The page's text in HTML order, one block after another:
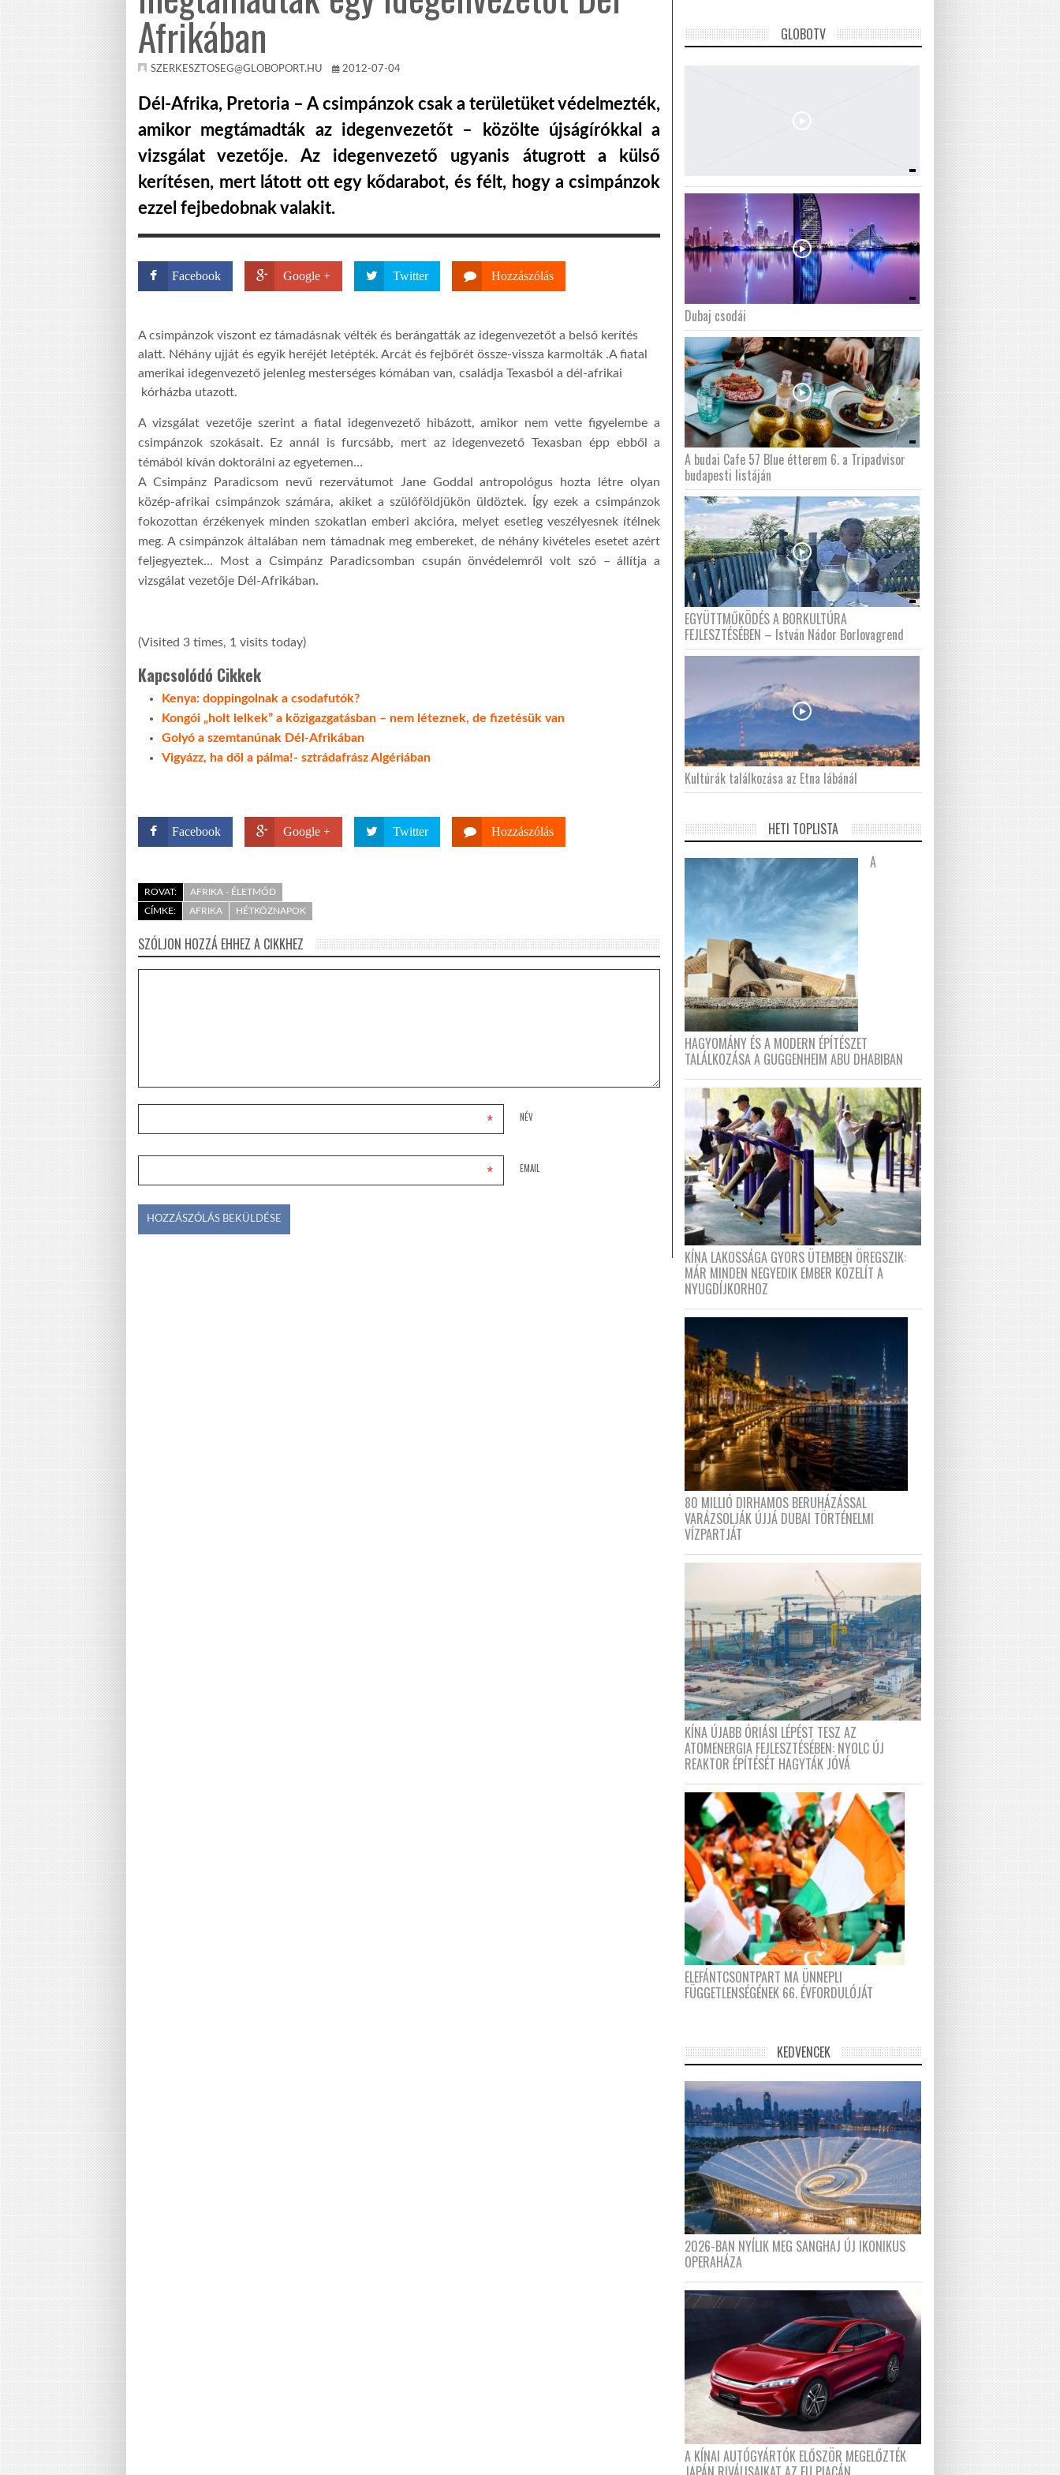
Afrikában
SZERKESZTOSEG@GLOBOPORT.HU 2012-07-04
Dél-Afrika, Pretoria – A csimpánzok csak a területüket védelmezték,
amikor megtámadták az idegenvezetőt – közölte újságírókkal a
vizsgálat vezetője. Az idegenvezető ugyanis átugrott a külső
kerítésen, mert látott ott egy kődarabot, és félt, hogy a csimpánzok
ezzel fejbedobnak valakit.
Facebook Google + Twitter Hozzászólás
A csimpánzok viszont ez támadásnak vélték és berángatták az idegenvezetőt a belső kerítés
alatt. Néhány ujját és egyik heréjét letépték. Arcát és fejbőrét össze-vissza karmolták .A fiatal
amerikai idegenvezető jelenleg mesterséges kómában van, családja Texasból a dél-afrikai
kórházba utazott.
A vizsgálat vezetője szerint a fiatal idegenvezető hibázott, amikor nem vette figyelembe a
csimpánzok szokásait. Ez annál is furcsább, mert az idegenvezető Texasban épp ebből a
témából kíván doktorálni az egyetemen…
A Csimpánz Paradicsom nevű rezervátumot Jane Goddal antropológus hozta létre olyan
közép-afrikai csimpánzok számára, akiket a szülőföldjükön üldöztek. Így ezek a csimpánzok
fokozottan érzékenyek minden szokatlan emberi akcióra, melyet esetleg veszélyesnek ítélnek
meg. A csimpánzok általában nem támadnak meg embereket, de néhány kivételes esetet azért
feljegyeztek… Most a Csimpánz Paradicsomban csupán önvédelemről volt szó – állítja a
vizsgálat vezetője Dél-Afrikában.
(Visited 3 times, 1 visits today)
Kapcsolódó Cikkek
Kenya: doppingolnak a csodafutók?
Kongói „holt lelkek” a közigazgatásban – nem léteznek, de fizetésük van
Golyó a szemtanúnak Dél-Afrikában
Vigyázz, ha dől a pálma!- sztrádafrász Algériában
Facebook Google + Twitter Hozzászólás
ROVAT:
AFRIKA - ÉLETMÓD
CÍMKE:
AFRIKA HÉTKÖZNAPOK
SZÓLJON HOZZÁ EHHEZ A CIKKHEZ
NÉV
*
EMAIL
*
GLOBOTV
Dubaj csodái
A budai Cafe 57 Blue étterem 6. a Tripadvisor
budapesti listáján
EGYÜTTMŰKÖDÉS A BORKULTÚRA
FEJLESZTÉSÉBEN – István Nádor Borlovagrend
Kultúrák találkozása az Etna lábánál
HETI TOPLISTA
A
HAGYOMÁNY ÉS A MODERN ÉPÍTÉSZET
TALÁLKOZÁSA A GUGGENHEIM ABU DHABIBAN
KÍNA LAKOSSÁGA GYORS ÜTEMBEN ÖREGSZIK:
MÁR MINDEN NEGYEDIK EMBER KÖZELÍT A
NYUGDÍJKORHOZ
80 MILLIÓ DIRHAMOS BERUHÁZÁSSAL
VARÁZSOLJÁK ÚJJÁ DUBAI TÖRTÉNELMI
VÍZPARTJÁT
KÍNA ÚJABB ÓRIÁSI LÉPÉST TESZ AZ
ATOMENERGIA FEJLESZTÉSÉBEN: NYOLC ÚJ
REAKTOR ÉPÍTÉSÉT HAGYTÁK JÓVÁ
ELEFÁNTCSONTPART MA ÜNNEPLI
FÜGGETLENSÉGÉNEK 66. ÉVFORDULÓJÁT
KEDVENCEK
2026-BAN NYÍLIK MEG SANGHAJ ÚJ IKONIKUS
OPERAHÁZA
A KÍNAI AUTÓGYÁRTÓK ELŐSZÖR MEGELŐZTÉK